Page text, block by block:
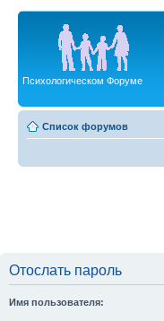
Психологическом Форуме
Список форумов
Отослать пароль
Имя пользователя: